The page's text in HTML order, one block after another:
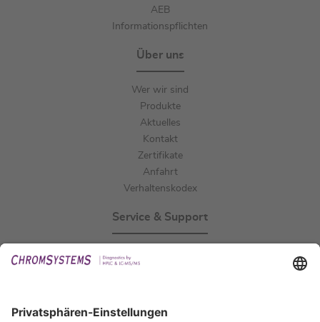
AEB
Informationspflichten
Über uns
Wer wir sind
Produkte
Aktuelles
Kontakt
Zertifikate
Anfahrt
Verhaltenskodex
Service & Support
IFU anfordern